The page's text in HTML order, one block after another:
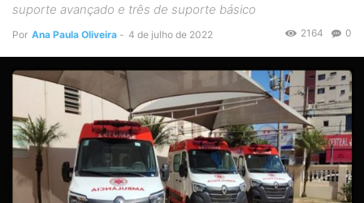
suporte avançado e três de suporte básico
Por Ana Paula Oliveira - 4 de julho de 2022 0
2164